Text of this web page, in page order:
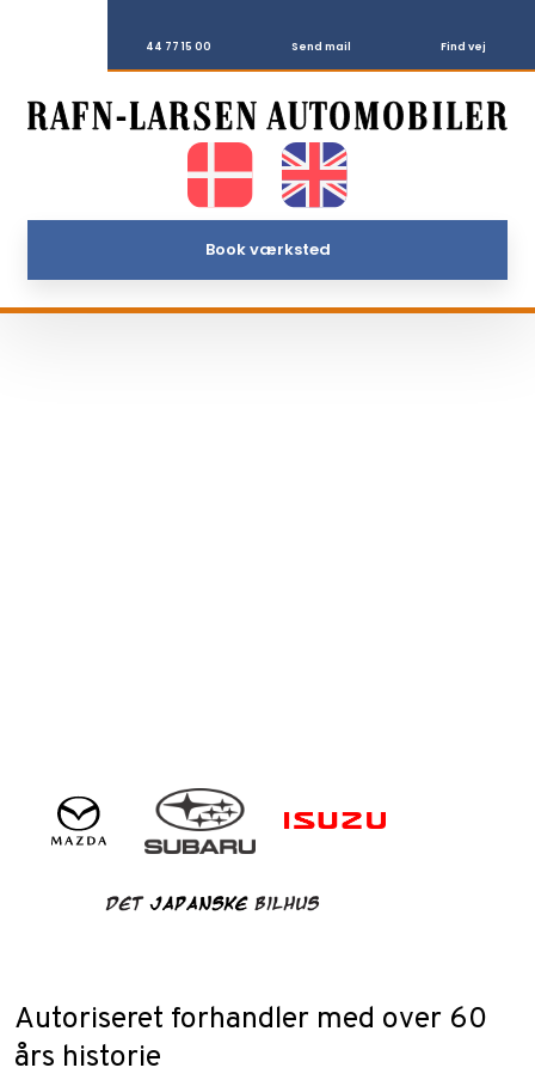
44 77 15 00 Send mail Find vej
Book værksted​
Autoriseret forhandler med over 60
års historie